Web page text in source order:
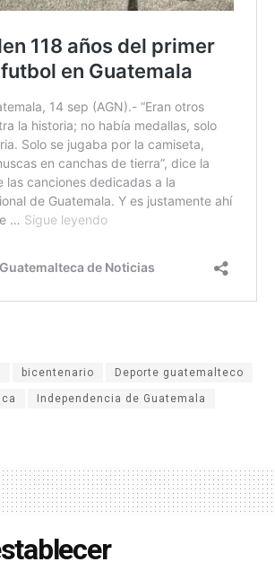
bicentenario Deporte guatemalteco
Independencia de Guatemala